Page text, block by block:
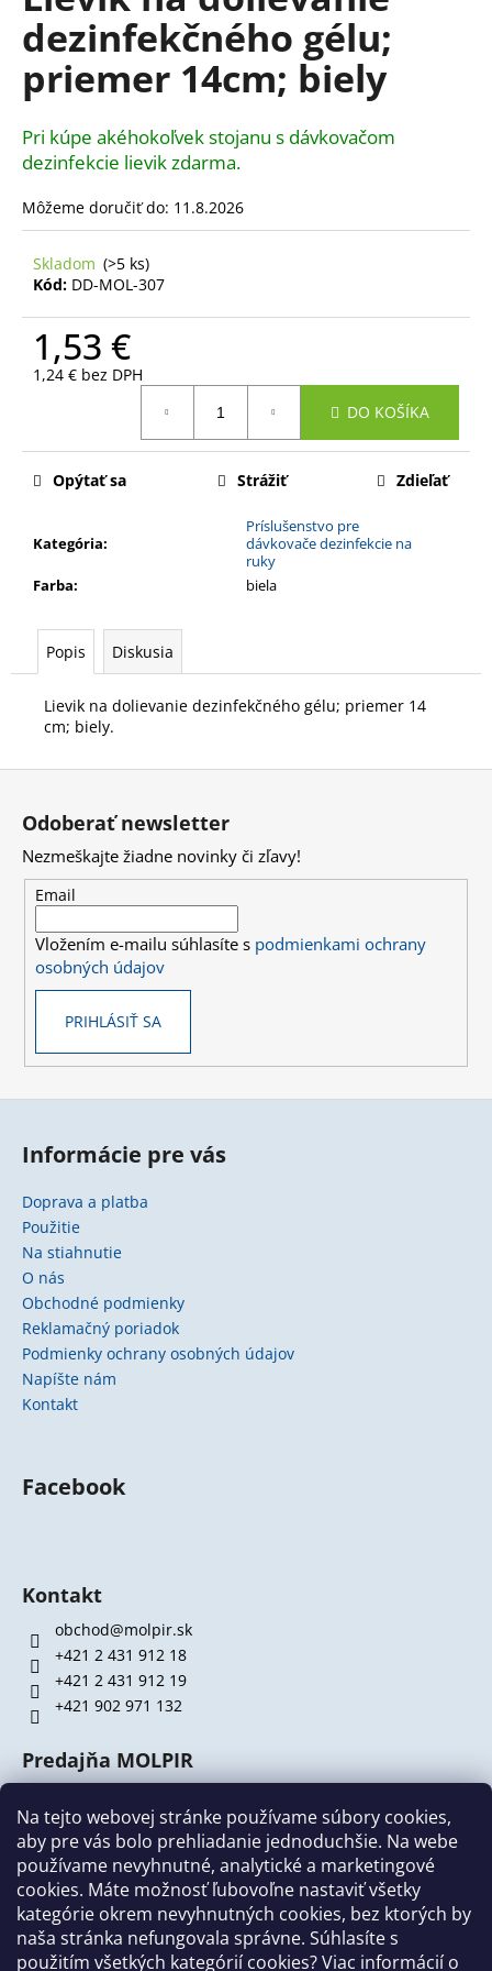
Na tejto webovej stránke používame súbory cookies,
aby pre vás bolo prehliadanie jednoduchšie. Na webe
používame nevyhnutné, analytické a marketingové
cookies. Máte možnosť ľubovoľne nastaviť všetky
kategórie okrem nevyhnutných cookies, bez ktorých by
naša stránka nefungovala správne. Súhlasíte s
použitím všetkých kategórií cookies?Viac informácií o
0,0
z
hviezdičiek.
dezinfekčného gélu;
priemer 14cm; biely
Pri kúpe akéhokoľvek stojanu s dávkovačom
dezinfekcie lievik zdarma.
Môžeme doručiť do: 11.8.2026
Skladom (>5 ks)
Kód: DD-MOL-307
1,53 €
1,24 € bez DPH
DO KOŠÍKA
Kategória:
Príslušenstvo pre
dávkovače dezinfekcie na
ruky
Farba: biela
Opýtať sa Strážiť Zdieľať
Popis Diskusia
Lievik na dolievanie dezinfekčného gélu; priemer 14
cm; biely.
á
j
s
ť
?
HĽADAŤ
O
d
r
ú
m
UVC-
CLEANAIR;
VERZIA
PANEL
ČISTENÍM
W;
M3/HOD.;
S
DIAĽKOVÝM
OVLÁDANÍM
511,47
Z
Odoberať newsletter
Nezmeškajte žiadne novinky či zľavy!
Email
Vložením e-mailu súhlasíte s podmienkami ochrany
osobných údajov
PRIHLÁSIŤ SA
Informácie pre vás
Doprava a platba
Použitie
Na stiahnutie
O nás
Obchodné podmienky
Reklamačný poriadok
Podmienky ochrany osobných údajov
Napíšte nám
Kontakt
Facebook
Kontakt
obchod@molpir.sk
+421 2 431 912 18
+421 2 431 912 19
+421 902 971 132
Predajňa MOLPIR
821 05 Bratislava ( MAPA)
Otváracie hodiny:
PO - PI: 8:00-12:00 a 13:00-17:00
SOBOTA a NEDEĽA: zatvorené